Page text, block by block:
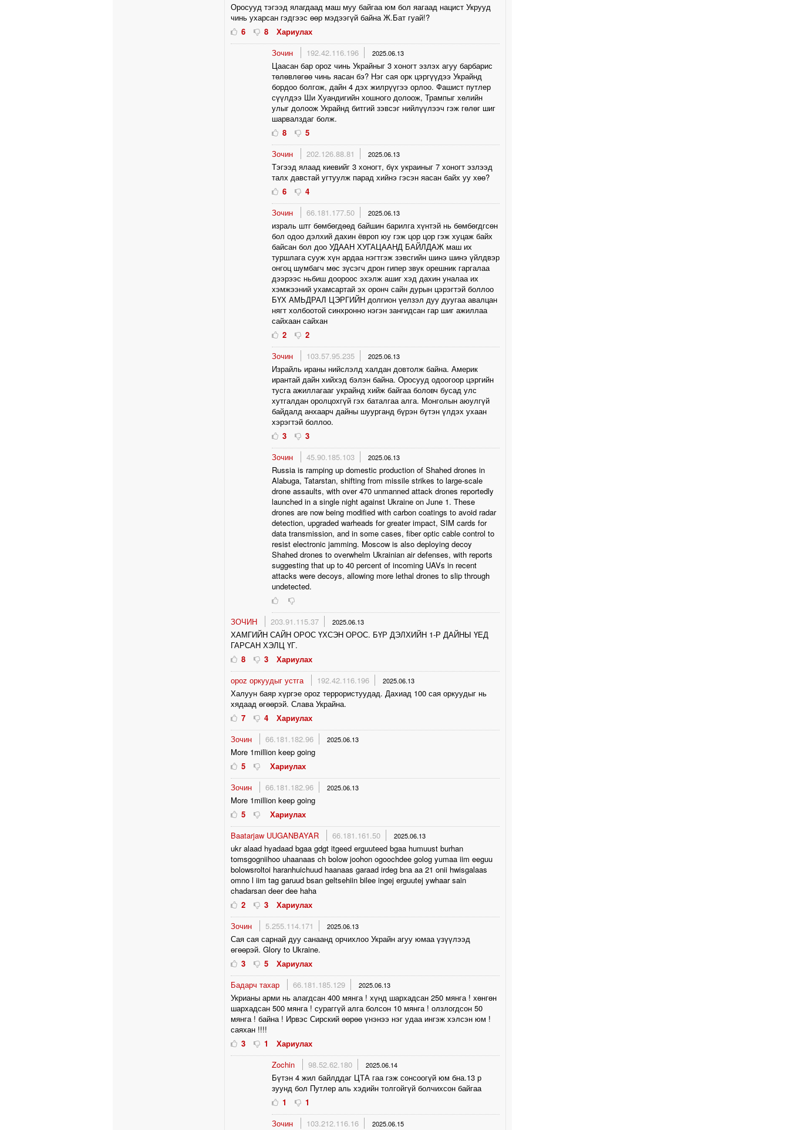
Оросууд тэгээд ялагдаад маш муу байгаа юм бол яагаад нацист Укрууд
чинь ухарсан гэдгээс өөр мэдээгүй байна Ж.Бат гуай!?
6
8
Хариулах
Зочин
192.42.116.196 2025.06.13
Цаасан бар ороz чинь Украйныг 3 хоногт эзлэх агуу барбарис
төлөвлөгөө чинь яасан бэ? Нэг сая орк цэргүүдээ Украйнд
бордоо болгож, дайн 4 дэх жилрүүгээ орлоо. Фашист путлер
сүүлдээ Ши Хуандигийн хошного долоож, Трампыг хөлийн
улыг долоож Украйнд битгий зэвсэг нийлүүлээч гэж гөлөг шиг
шарвалздаг болж.
8
5
Зочин
202.126.88.81 2025.06.13
Тэгээд ялаад киевийг 3 хоногт, бүх украиныг 7 хоногт эзлээд
талх давстай угтуулж парад хийнэ гэсэн яасан байх уу хөө?
6
4
Зочин
66.181.177.50 2025.06.13
израль штг бөмбөгдөөд байшин барилга хүнтэй нь бөмбөгдгсөн
бол одоо дэлхий дахин ёвроп юу гэж цор цор гэж хуцаж байх
байсан бол доо УДААН ХУГАЦААНД БАЙЛДАЖ маш их
туршлага сууж хүн ардаа нэгтгэж зэвсгийн шинэ шинэ үйлдвэр
онгоц шумбагч мөс зүсэгч дрон гипер звук орешник гаргалаа
дээрээс ньбиш доороос эхэлж ашиг хэд дахин уналаа их
хэмжээний ухамсартай эх оронч сайн дурын цэрэгтэй боллоо
БҮХ АМЬДРАЛ ЦЭРГИЙН долгион үелзэл дуу дуугаа авалцан
нягт холбоотой синхронно нэгэн зангидсан гар шиг ажиллаа
сайхаан сайхан
2
2
Зочин
103.57.95.235 2025.06.13
Израйль ираны нийслэлд халдан довтолж байна. Америк
ирантай дайн хийхэд бэлэн байна. Оросууд одоогоор цэргийн
тусга ажиллагааг украйнд хийж байгаа боловч бусад улс
хутгалдан оролцохгүй гэх баталгаа алга. Монголын аюулгүй
байдалд анхаарч дайны шуурганд бүрэн бүтэн үлдэх ухаан
хэрэгтэй боллоо.
3
3
Зочин
45.90.185.103 2025.06.13
Russia is ramping up domestic production of Shahed drones in
Alabuga, Tatarstan, shifting from missile strikes to large-scale
drone assaults, with over 470 unmanned attack drones reportedly
launched in a single night against Ukraine on June 1. These
drones are now being modified with carbon coatings to avoid radar
detection, upgraded warheads for greater impact, SIM cards for
data transmission, and in some cases, fiber optic cable control to
resist electronic jamming. Moscow is also deploying decoy
Shahed drones to overwhelm Ukrainian air defenses, with reports
suggesting that up to 40 percent of incoming UAVs in recent
attacks were decoys, allowing more lethal drones to slip through
undetected.
ЗОЧИН 203.91.115.37 2025.06.13
ХАМГИЙН САЙН ОРОС ҮХСЭН ОРОС. БҮР ДЭЛХИЙН 1-Р ДАЙНЫ ҮЕД
ГАРСАН ХЭЛЦ ҮГ.
8
3
Хариулах
ороz оркуудыг устга
192.42.116.196 2025.06.13
Халуун баяр хүргэе ороz террористуудад. Дахиад 100 сая оркуудыг нь
хядаад өгөөрэй. Слава Украйна.
7
4
Хариулах
Зочин
66.181.182.96 2025.06.13
More 1million keep going
5
Хариулах
Зочин
66.181.182.96 2025.06.13
More 1million keep going
5
Хариулах
Baatarjaw UUGANBAYAR
66.181.161.50 2025.06.13
ukr alaad hyadaad bgaa gdgt itgeed erguuteed bgaa humuust burhan
tomsgogniihoo uhaanaas ch bolow joohon ogoochdee golog yumaa iim eeguu
bolowsroltoi haranhuichuud haanaas garaad irdeg bna aa 21 onii hwisgalaas
omno l iim tag garuud bsan geltsehiin bilee ingej erguutej ywhaar sain
chadarsan deer dee haha
2
3
Хариулах
Зочин
5.255.114.171 2025.06.13
Сая сая сарнай дуу санаанд орчихлоо Украйн агуу юмаа үзүүлээд
өгөөрэй. Glory to Ukraine.
3
5
Хариулах
Бадарч тахар
66.181.185.129 2025.06.13
Укрианы арми нь алагдсан 400 мянга ! хүнд шархадсан 250 мянга ! хөнгөн
шархадсан 500 мянга ! сураггүй алга болсон 10 мянга ! олзлогдсон 50
мянга ! байна ! Ирвэс Сирский өөрөө үнэнээ нэг удаа ингэж хэлсэн юм !
саяхан !!!!
3
1
Хариулах
Zochin
98.52.62.180 2025.06.14
Бүтэн 4 жил байлддаг ЦТА гаа гэж сонсоогүй юм бна.13 р
зуунд бол Путлер аль хэдийн толгойгүй болчихсон байгаа
1
1
Зочин
103.212.116.16 2025.06.15